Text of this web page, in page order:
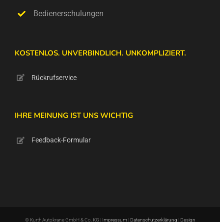
Bedienerschulungen
KOSTENLOS. UNVERBINDLICH. UNKOMPLIZIERT.
Rückrufservice
IHRE MEINUNG IST UNS WICHTIG
Feedback-Formular
© Kurth Autokrane GmbH & Co. KG | Impressum| Datenschutzerklärung | Design